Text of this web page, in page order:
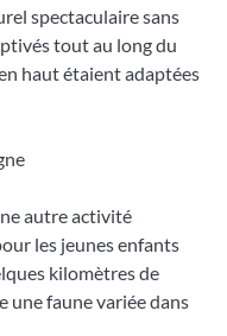
spectaculaire sans
tout au long du
haut étaient adaptées
autre activité
les jeunes enfants
kilomètres de
une faune variée dans